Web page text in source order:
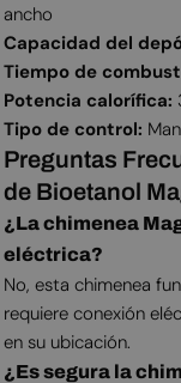
ancho
Capacidad del
Tiempo de
Potencia calorífica:
Tipo de control:
Preguntas
de Bioetanol
¿La chimenea
eléctrica?
No, esta chimenea
requiere conexión
en su ubicación.
¿Es segura la